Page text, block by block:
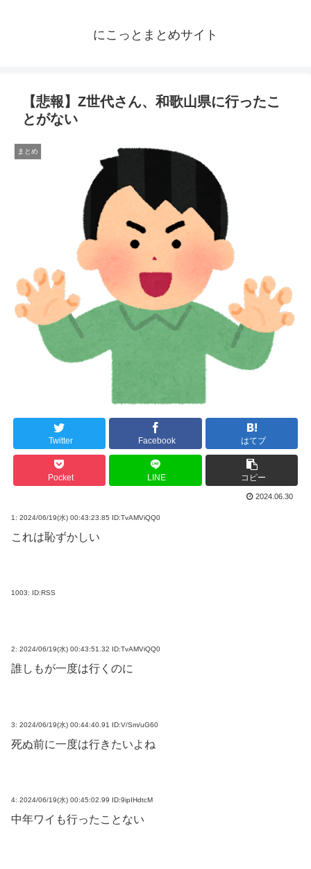
にこっとまとめサイト
【悲報】Z世代さん、和歌山県に行ったこ
とがない
まとめ
Twitter Facebook はてブ
Pocket LINE コピー
2024.06.30
1: 2024/06/19(水) 00:43:23.85 ID:TvAMViQQ0
これは恥ずかしい
1003: ID:RSS
2: 2024/06/19(水) 00:43:51.32 ID:TvAMViQQ0
誰しもが一度は行くのに
3: 2024/06/19(水) 00:44:40.91 ID:V/Sm/uG60
死ぬ前に一度は行きたいよね
4: 2024/06/19(水) 00:45:02.99 ID:9ipIHdtcM
中年ワイも行ったことない